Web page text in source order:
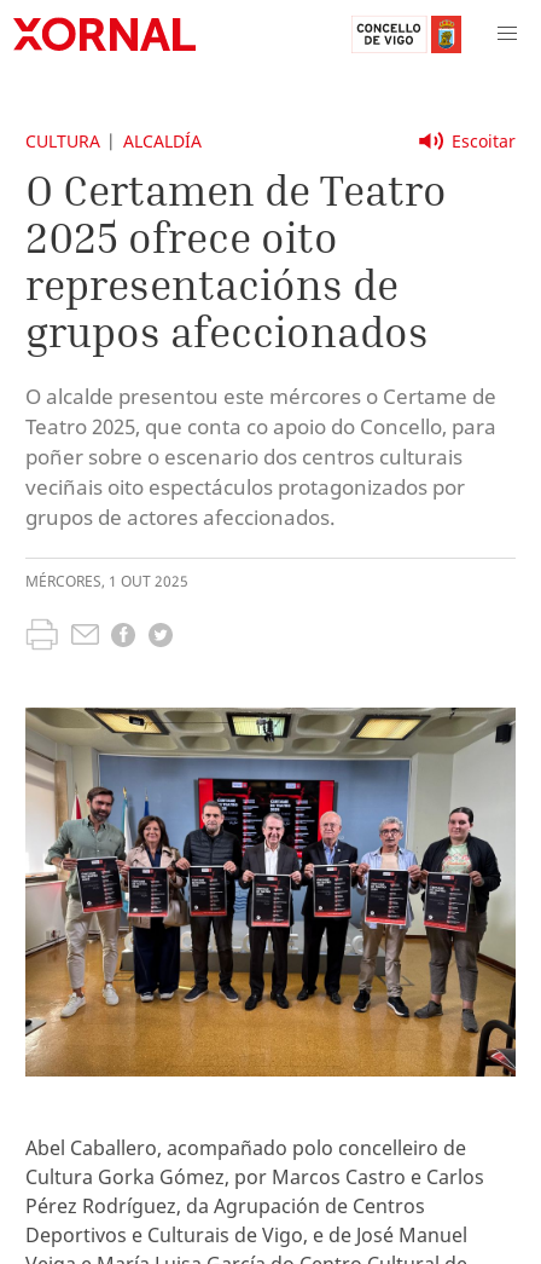
Escoitar
CULTURA ALCALDÍA
O Certamen de Teatro
2025 ofrece oito
representacións de
grupos afeccionados
O alcalde presentou este mércores o Certame de
Teatro 2025, que conta co apoio do Concello, para
poñer sobre o escenario dos centros culturais
veciñais oito espectáculos protagonizados por
grupos de actores afeccionados.
MÉRCORES, 1 OUT2025
Abel Caballero, acompañado polo concelleiro de
Cultura Gorka Gómez, por Marcos Castro e Carlos
Pérez Rodríguez, da Agrupación de Centros
Deportivos e Culturais de Vigo, e de José Manuel